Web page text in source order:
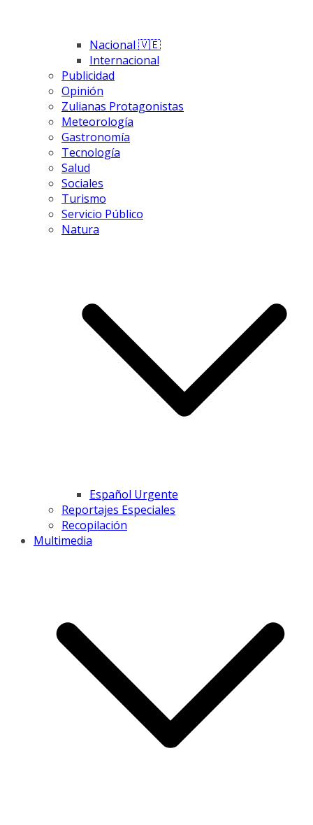
Nacional 🇻🇪
Internacional
Publicidad
Opinión
Zulianas Protagonistas
Meteorología
Gastronomía
Tecnología
Salud
Sociales
Turismo
Servicio Público
Natura
Español Urgente
Reportajes Especiales
Recopilación
Multimedia